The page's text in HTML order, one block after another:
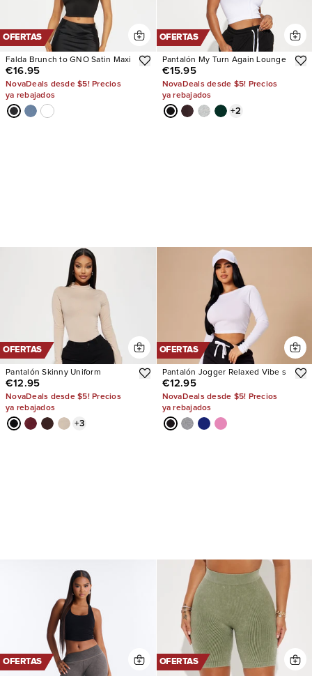
OFERTAS
Falda Brunch to GNO Satin Maxi
€16.95
NovaDeals desde $5! Precios
ya rebajados
OFERTAS
Pantalón My Turn Again Lounge
€15.95
NovaDeals desde $5! Precios
ya rebajados
+2
OFERTAS
Pantalón Skinny Uniform
€12.95
NovaDeals desde $5! Precios
ya rebajados
+3
OFERTAS
Pantalón Jogger Relaxed Vibe s
€12.95
NovaDeals desde $5! Precios
ya rebajados
OFERTAS OFERTAS